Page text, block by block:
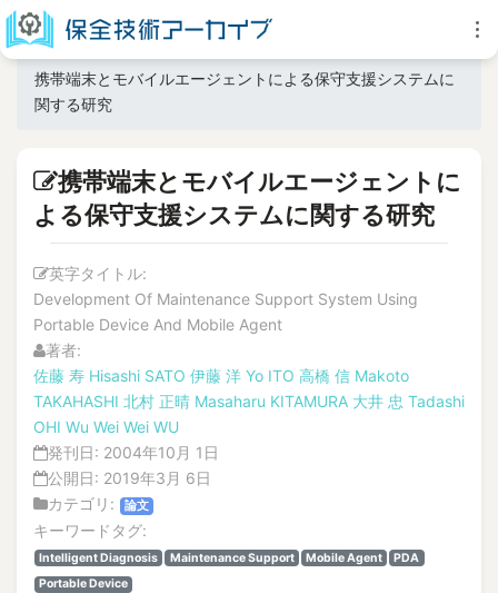
携帯端末とモバイルエージェントによる保守支援システムに
関する研究
携帯端末とモバイルエージェントに
よる保守支援システムに関する研究
英字タイトル:
Development Of Maintenance Support System Using
Portable Device And Mobile Agent
著者:
佐藤 寿 Hisashi SATO 伊藤 洋 Yo ITO 高橋 信 Makoto
TAKAHASHI 北村 正晴 Masaharu KITAMURA 大井 忠 Tadashi
OHI Wu Wei Wei WU
発刊日: 2004年10月 1日
公開日: 2019年3月 6日
カテゴリ:
論文
キーワードタグ:
Intelligent Diagnosis Maintenance Support Mobile Agent
PDA
Portable Device